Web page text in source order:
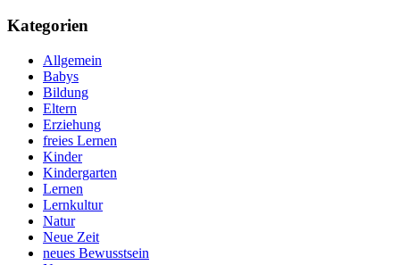
Kategorien
Allgemein
Babys
Bildung
Eltern
Erziehung
freies Lernen
Kinder
Kindergarten
Lernen
Lernkultur
Natur
Neue Zeit
neues Bewusstsein